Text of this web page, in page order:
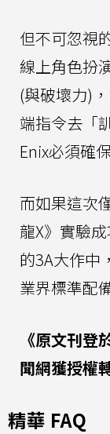
但不可忽視
線上角色扮
(與破壞力)
端指令去「
Enix必須確
而如果這次
龍X》實驗
的3A大作中
業界標準配
《原文刊登
聞網獲授權
精華 FAQ